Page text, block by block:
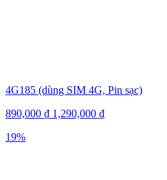
4G185 (dùng SIM 4G, Pin sạc)
890,000 ₫ 1,290,000 ₫
19%